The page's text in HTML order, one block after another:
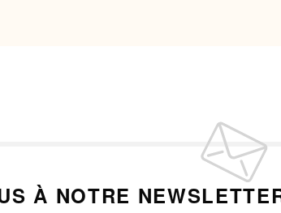
À NOTRE